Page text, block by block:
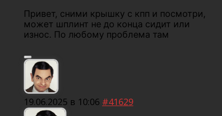
Привет, сними крышку с кпп и посмотри,
может шплинт не до конца сидит или
износ. По любому проблема там
19.06.2025 в 10:06 #41629